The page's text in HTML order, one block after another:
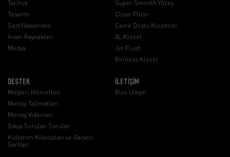
Tarihçe
Tasarım
Sertifikalarımız
İnsan Kaynakları
Medya
Super Smooth Yüzey
Clean Plus+
Çevre Dostu Klozetler
XL Klozet
Jet Flush
Rimless Klozet
DESTEK
Müşteri Hizmetleri
Montaj Talimatları
Montaj Videoları
Sıkça Sorulan Sorular
Kullanım Kılavuzları ve Garanti
Şartları
İLETİŞİM
Bize Ulaşın